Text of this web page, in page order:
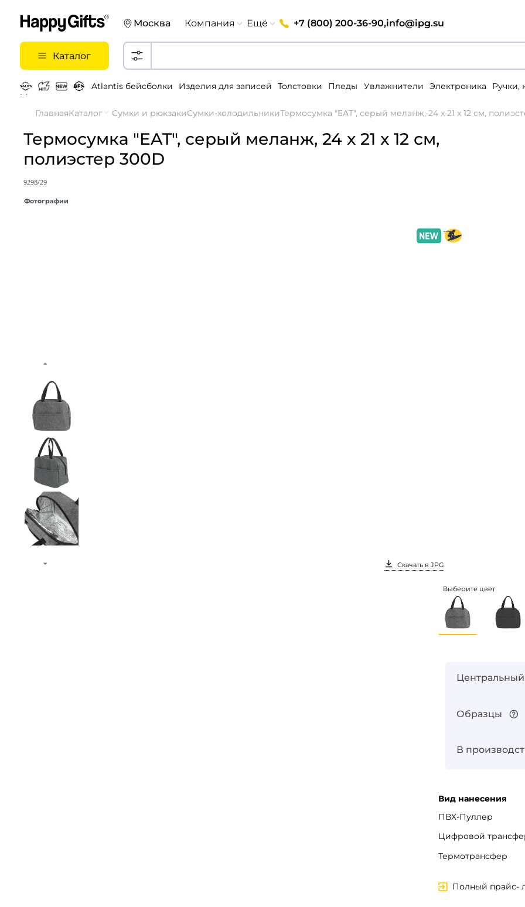
Москва Компания Ещё +7 (800) 200-36-90,info@ipg.su
Каталог
Atlantis бейсболки Изделия для записей Толстовки Пледы Увлажнители Электроника Ручки,
Металлические ручки
ГлавнаяКаталог Сумки и рюкзакиСумки-холодильникиТермосумка "EAT", серый меланж, 24 x 21 x 12 см,
Термосумка "EAT", серый меланж, 24 x 21 x 12 см,
полиэстер 300D
9298/29
Фотографии
Скачать в JPG
Выберите цвет
Центральный
Образцы
В
Вид нанесения
ПВХ-Пуллер
Цифровой
Термотрансфер
Полный прайс-